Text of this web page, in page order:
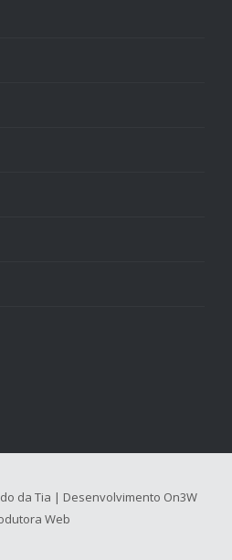
da Tia | Desenvolvimento On3W
Web